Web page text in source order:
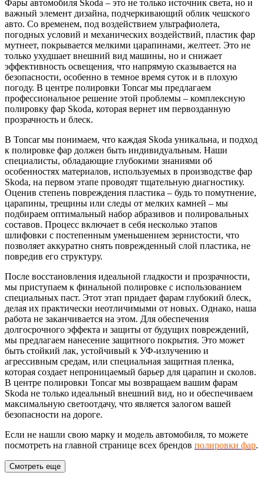
Фары автомобиля Skoda – это не только источник света, но и
важный элемент дизайна, подчеркивающий облик чешского
авто. Со временем, под воздействием ультрафиолета,
погодных условий и механических воздействий, пластик фар
мутнеет, покрывается мелкими царапинами, желтеет. Это не
только ухудшает внешний вид машины, но и снижает
эффективность освещения, что напрямую сказывается на
безопасности, особенно в темное время суток и в плохую
погоду. В центре полировки Toncar мы предлагаем
профессиональное решение этой проблемы – комплексную
полировку фар Skoda, которая вернет им первозданную
прозрачность и блеск.
В Toncar мы понимаем, что каждая Skoda уникальна, и подход
к полировке фар должен быть индивидуальным. Наши
специалисты, обладающие глубокими знаниями об
особенностях материалов, используемых в производстве фар
Skoda, на первом этапе проводят тщательную диагностику.
Оценив степень повреждения пластика – будь то помутнение,
царапины, трещины или следы от мелких камней – мы
подбираем оптимальный набор абразивов и полировальных
составов. Процесс включает в себя несколько этапов
шлифовки с постепенным уменьшением зернистости, что
позволяет аккуратно снять поврежденный слой пластика, не
повредив его структуру.
После восстановления идеальной гладкости и прозрачности,
мы приступаем к финальной полировке с использованием
специальных паст. Этот этап придает фарам глубокий блеск,
делая их практически неотличимыми от новых. Однако, наша
работа не заканчивается на этом. Для обеспечения
долгосрочного эффекта и защиты от будущих повреждений,
мы предлагаем нанесение защитного покрытия. Это может
быть стойкий лак, устойчивый к УФ-излучению и
агрессивным средам, или специальная защитная пленка,
которая создает непроницаемый барьер для царапин и сколов.
В центре полировки Toncar мы возвращаем вашим фарам
Skoda не только идеальный внешний вид, но и обеспечиваем
максимальную светоотдачу, что является залогом вашей
безопасности на дороге.
Если не нашли свою марку и модель автомобиля, то можете
посмотреть на главной странице всех брендов полировки фар.
Смотреть еще